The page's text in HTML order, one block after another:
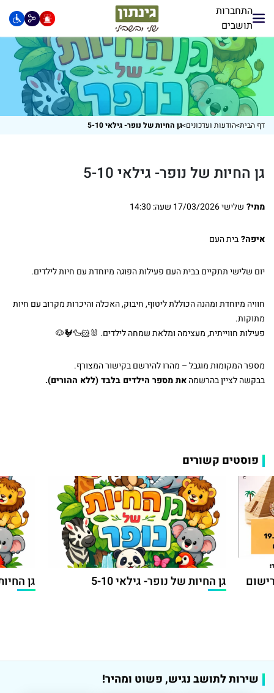
התחברות
תושבים
דף הבית>הודעות ועדכונים>גן החיות של נופר- גילאי 5-10
גן החיות של נופר- גילאי 5-10
מתי? שלישי 17/03/2026 שעה: 14:30
איפה?בית העם
יום שלישי תתקיים בבית העם פעילות הפוגה מיוחדת עם חיות לילדים.
חוויה מיוחדת ומהנה הכוללת ליטוף, חיבוק, האכלה והיכרות מקרוב עם חיות
מתוקות.
פעילות חווייתית, מעצימה ומלאת שמחה לילדים. 🐰🐹🦆🐓🐶
מספר המקומות מוגבל – מהרו להירשם בקישור המצורף.
בבקשה לציין בהרשמהאת מספר הילדים בלבד (ללא ההורים).
פוסטים קשורים
גן החיות של נופר- גילאי 5-10 גן
שירות לתושב נגיש, פשוט ומהיר!